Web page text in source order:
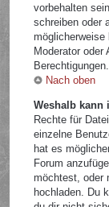
vorbehalten
schreiben oder
möglicherweise
Moderator oder
Berechtigungen.
Nach oben
Weshalb kann
Rechte für
einzelne
hat es
Forum
möchtest, oder
hochladen. Du